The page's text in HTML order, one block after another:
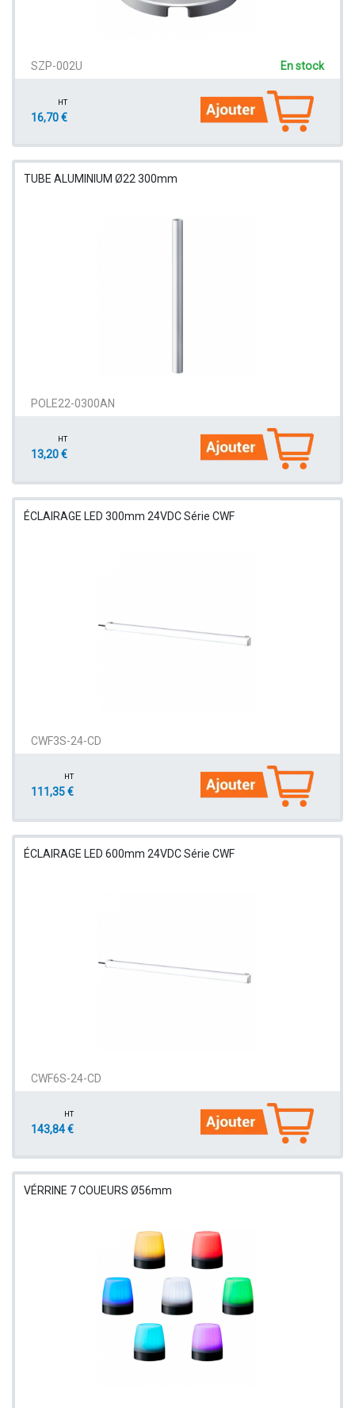
SZP-002U En stock
HT
16,70 €
TUBE ALUMINIUM Ø22 300mm
POLE22-0300AN
HT
13,20 €
ÉCLAIRAGE LED 300mm 24VDC Série CWF
CWF3S-24-CD
HT
111,35 €
ÉCLAIRAGE LED 600mm 24VDC Série CWF
CWF6S-24-CD
HT
143,84 €
VÉRRINE 7 COUEURS Ø56mm